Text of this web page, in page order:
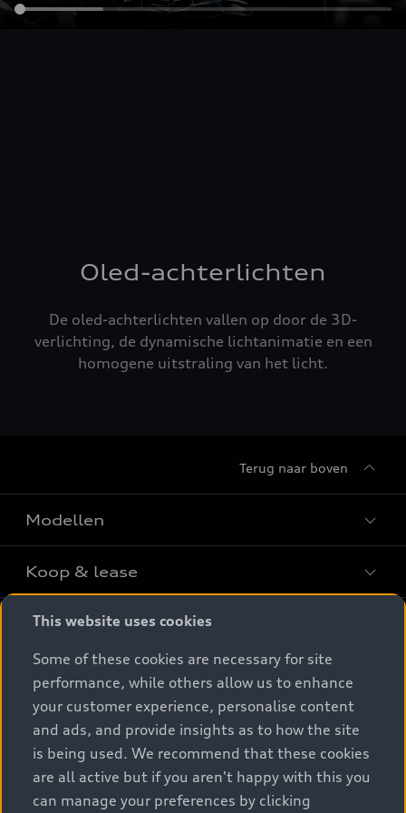
Oled-achterlichten
De oled-achterlichten vallen op door de 3D-
verlichting, de dynamische lichtanimatie en een
homogene uitstraling van het licht.
Terug naar boven
Modellen
Alle Modellen
Audi SUV Modellen
Audi exclusive
Verbruiksgegevens per model
Prijslijsten
Audi Code
Audi instructieboekje
Koop & lease
Audi Occasions
Nieuwe Audi direct leverbaar
Het Audi Selectie :plus keurmerk
Audi Financial Services
Particulieren
Elektrisch
Elektrisch rijden
Elektrische modellen
Plug-in-hybride rijden
Plug-in-hybride modellen
Service & accessoires
Dealer zoeken
Onderhoud en reparatie
Schade en pech
Audi wereld
Stories of Progress
This website uses cookies
Some of these cookies are necessary for site
performance, while others allow us to enhance
your customer experience, personalise content
and ads, and provide insights as to how the site
is being used. We recommend that these cookies
are all active but if you aren't happy with this you
can manage your preferences by clicking